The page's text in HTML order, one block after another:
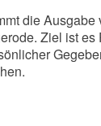
die Ausgabe
Ziel ist